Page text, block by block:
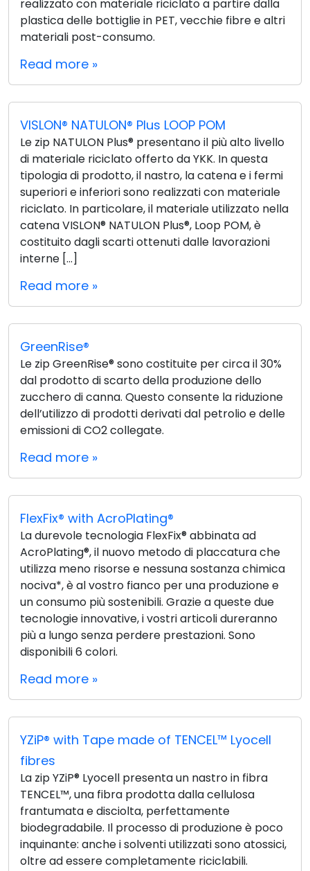
realizzato con materiale riciclato a partire dalla
plastica delle bottiglie in PET, vecchie fibre e altri
materiali post-consumo.
Read more »
VISLON® NATULON® Plus LOOP POM
Le zip NATULON Plus® presentano il più alto livello
di materiale riciclato offerto da YKK. In questa
tipologia di prodotto, il nastro, la catena e i fermi
superiori e inferiori sono realizzati con materiale
riciclato. In particolare, il materiale utilizzato nella
catena VISLON® NATULON Plus®, Loop POM, è
costituito dagli scarti ottenuti dalle lavorazioni
interne […]
Read more »
GreenRise®
Le zip GreenRise® sono costituite per circa il 30%
dal prodotto di scarto della produzione dello
zucchero di canna. Questo consente la riduzione
dell’utilizzo di prodotti derivati dal petrolio e delle
emissioni di CO2 collegate.
Read more »
FlexFix® with AcroPlating®
La durevole tecnologia FlexFix® abbinata ad
AcroPlating®, il nuovo metodo di placcatura che
utilizza meno risorse e nessuna sostanza chimica
nociva*, è al vostro fianco per una produzione e
un consumo più sostenibili. Grazie a queste due
tecnologie innovative, i vostri articoli dureranno
più a lungo senza perdere prestazioni. Sono
disponibili 6 colori.
Read more »
YZiP® with Tape made of TENCEL™ Lyocell
fibres
La zip YZiP® Lyocell presenta un nastro in fibra
TENCEL™, una fibra prodotta dalla cellulosa
frantumata e disciolta, perfettamente
biodegradabile. Il processo di produzione è poco
inquinante: anche i solventi utilizzati sono atossici,
oltre ad essere completamente riciclabili.